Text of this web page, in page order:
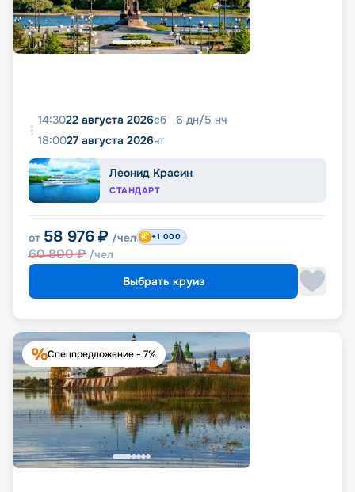
14:3022 августа 2026сб 6 дн/5 нч
18:0027 августа 2026чт
Леонид Красин
СТАНДАРТ
от 58 976 ₽ /чел
60 800₽ /чел
+1 000
Выбрать круиз
Спецпредложение - 7%